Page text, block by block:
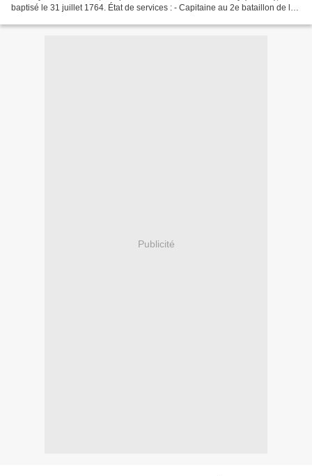
baptisé le 31 juillet 1764. État de services : - Capitaine au 2e bataillon de la
Publicité